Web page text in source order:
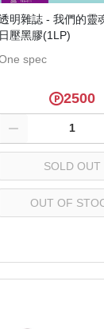
Rock 後搖
Psychedelic
雷鬼
世界
(SC)
(SC)
(SC)
雜誌 - 我們的靈魂樂 絕版
日壓黑膠(1LP)
spec
2500
SOLD OUT
OUT OF